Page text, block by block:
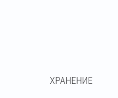
ХРАНЕНИЕ